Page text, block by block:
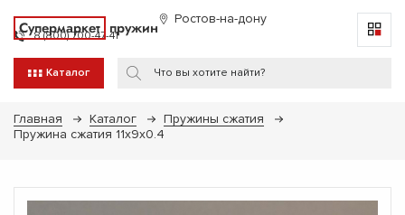
Супермаркет пружин Ростов-на-дону
8 (800) 700-47-41
Каталог
Главная Каталог
Пружины сжатия
Пружина сжатия 11х9х0.4